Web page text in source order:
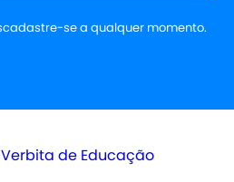
se a qualquer momento.